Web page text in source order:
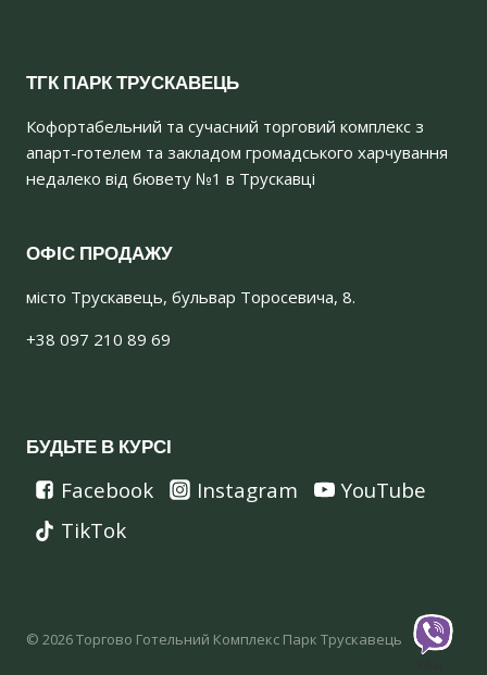
ТГК ПАРК ТРУСКАВЕЦЬ
Кофортабельний та сучасний торговий комплекс з
апарт-готелем та закладом громадського харчування
недалеко від бювету №1 в Трускавці
ОФІС ПРОДАЖУ
місто Трускавець, бульвар Торосевича, 8.
+38 097 210 89 69
БУДЬТЕ В КУРСІ
Facebook Instagram
YouTube
TikTok
© 2026 Торгово Готельний Комплекс Парк Трускавець